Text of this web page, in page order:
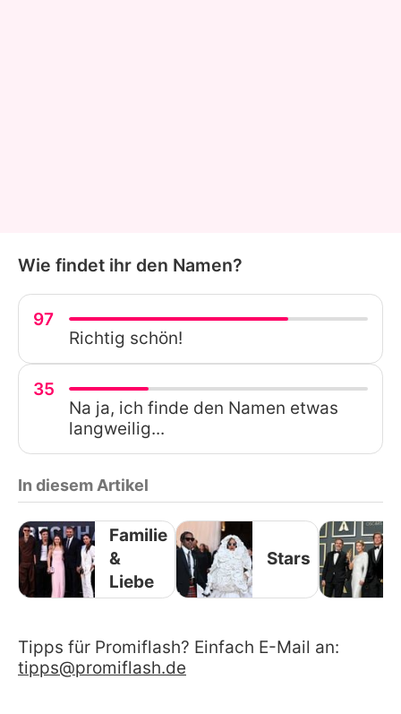
Wie findet ihr den Namen?
97
Richtig schön!
35
Na ja, ich finde den Namen etwas
langweilig...
In diesem Artikel
Familie
&
Liebe
Stars
Tipps für Promiflash? Einfach E-Mail an:
tipps@promiflash.de